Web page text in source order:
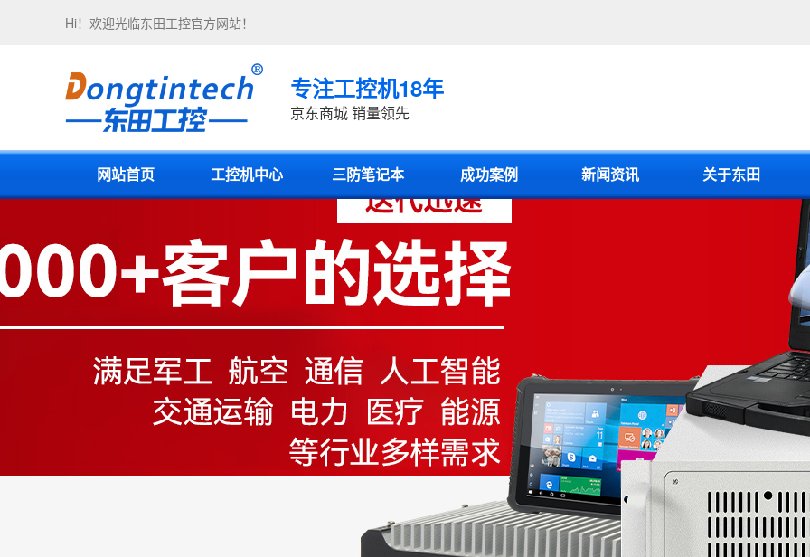
Hi！欢迎光临东田工控官方网站！
专注工控机18年
京东商城 销量领先
网站首页 工控机中心 三防笔记本 成功案例 新闻资讯 关于东田